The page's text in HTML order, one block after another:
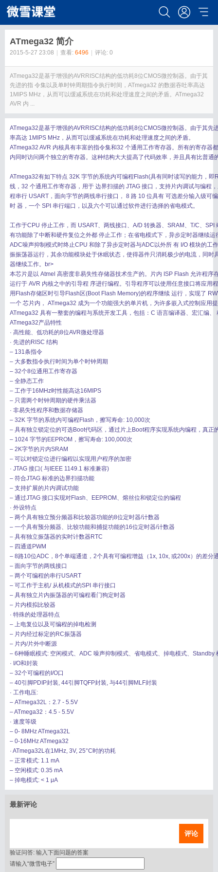
ATmega32 简介
2015-5-27 23:08 查看: 6496 评论: 0
ATmega32是基于增强的AVRRISC结构的低功耗8位CMOS微控制器。由于其
先进的指 令集以及单时钟周期指令执行时间，ATmega32 的数据吞吐率高达
1MIPS MHz，从而可以缓减系统在功耗和处理速度之间的矛盾。ATmega32
AVR 内 ...
ATmega32是基于增强的AVRRISC结构的低功耗8位CMOS微控制器。由于其
率高达 1MIPS MHz，从而可以缓减系统在功耗和处理速度之间的矛盾。
ATmega32 AVR 内核具有丰富的指令集和32 个通用工作寄存器。所有的寄存
内同时访问两个独立的寄存器。这种结构大大提高了代码效率，并且具有比普
ATmega32有如下特点 32K 字节的系统内可编程Flash(具有同时读写的能力，
线，32 个通用工作寄存器，用于 边界扫描的 JTAG 接口，支持片内调试与编程
程串行 USART，面向字节的两线串行接口， 8 路 10 位具有 可选差分输入级可
时 器，一个 SPI 串行端口，以及六个可以通过软件进行选择的省电模式。
工作于CPU 停止工作，而 USART、两线接口、A/D 转换器、SRAM、T/C、
有功能除了中断和硬件复位之外都 停止工作；在省电模式下，异步定时器继续
ADC噪声抑制模式时终止CPU 和除了异步定时器与ADC以外所 有 I/O 模块的
振振荡器运行，其余功能模块处于休眠状态，使得器件只消耗极少的电流，同
器继续工作。br>
本芯片是以 Atmel 高密度非易失性存储器技术生产的。片内 ISP Flash 允许程
运行于 AVR 内核之中的引导程 序进行编程。引导程序可以使用任意接口将应
用Flash存储区时引导Flash区(Boot Flash Memory)的程序继续 运行，实现了
一个 芯片内， ATmega32 成为一个功能强大的单片机，为许多嵌入式控制应用
ATmega32 具有一整套的编程与系统开发工具，包括：C 语言编译器、宏汇编
ATmega32产品特性
· 高性能、低功耗的8位AVR微处理器
· 先进的RISC 结构
– 131条指令
– 大多数指令执行时间为单个时钟周期
– 32个8位通用工作寄存器
– 全静态工作
– 工作于16MHz时性能高达16MIPS
– 只需两个时钟周期的硬件乘法器
· 非易失性程序和数据存储器
– 32K 字节的系统内可编程Flash，擦写寿命: 10,000次
– 具有独立锁定位的可选Boot代码区，通过片上Boot程序实现系统内编程，真正
– 1024 字节的EEPROM，擦写寿命: 100,000次
– 2K字节的片内SRAM
– 可以对锁定位进行编程以实现用户程序的加密
· JTAG 接口( 与IEEE 1149.1 标准兼容)
– 符合JTAG 标准的边界扫描功能
– 支持扩展的片内调试功能
– 通过JTAG 接口实现对Flash、EEPROM、熔丝位和锁定位的编程
· 外设特点
– 两个具有独立预分频器和比较器功能的8位定时器/计数器
– 一个具有预分频器、比较功能和捕捉功能的16位定时器/计数器
– 具有独立振荡器的实时计数器RTC
– 四通道PWM
– 8路10位ADC，8个单端通道，2个具有可编程增益（1x, 10x, 或200x）的差分
– 面向字节的两线接口
– 两个可编程的串行USART
– 可工作于主机/ 从机模式的SPI 串行接口
– 具有独立片内振荡器的可编程看门狗定时器
– 片内模拟比较器
· 特殊的处理器特点
– 上电复位以及可编程的掉电检测
– 片内经过标定的RC振荡器
– 片内/片外中断源
– 6种睡眠模式: 空闲模式、ADC 噪声抑制模式、省电模式、掉电模式、Standby
· I/O和封装
– 32个可编程的I/O口
– 40引脚PDIP封装, 44引脚TQFP封装, 与44引脚MLF封装
· 工作电压:
– ATmega32L：2.7 - 5.5V
– ATmega32：4.5 - 5.5V
· 速度等级
– 0- 8MHz ATmega32L
– 0-16MHz ATmega32
· ATmega32L在1MHz, 3V, 25°C时的功耗
– 正常模式: 1.1 mA
– 空闲模式: 0.35 mA
– 掉电模式: < 1 μA
最新评论
评论
验证问答: 输入下面问题的答案
请输入“微雪电子”